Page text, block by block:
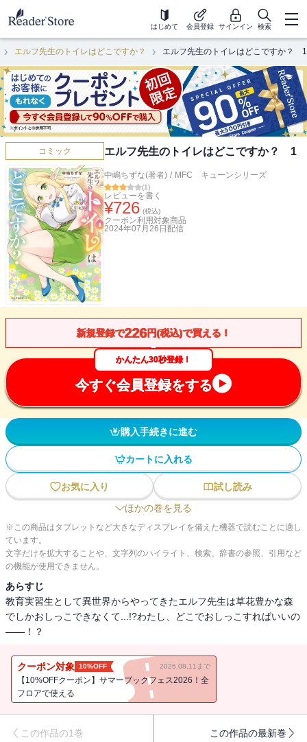
はじめて 会員登録 サインイン 検索
エルフ先生のトイレはどこですか？ エルフ先生のトイレはどこですか？ 1
コミック エルフ先生のトイレはどこですか？ 1
中嶋ちずな(著者) / MFC キューンシリーズ
(1)
レビューを書く
¥726 (税込)
クーポン利用対象商品
2024年07月26日 配信
新規登録で226円(税込)で買える！
かんたん30秒登録！
今すぐ会員登録をする
購入手続きに進む
カートに入れる
お気に入り
試し読み
ほかの巻を見る
※この商品はタブレットなど大きなディスプレイを備えた機器で読むことに適し
ています。
文字だけを拡大することや、文字列のハイライト、検索、辞書の参照、引用など
の機能が使用できません。
あらすじ
教育実習生として異世界からやってきたエルフ先生は草花豊かな森
でしかおしっこできなくて...!?わたし、どこでおしっこすればいいの
――！？
クーポン対象 10%OFF 2026.08.11まで
【10%OFFクーポン】サマーブックフェス2026！全
フロアで使える
この作品の1巻 この作品の最新巻